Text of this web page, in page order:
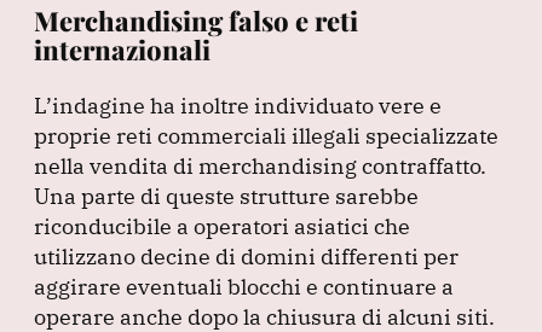
Merchandising falso e reti
internazionali
L’indagine ha inoltre individuato vere e
proprie reti commerciali illegali specializzate
nella vendita di merchandising contraffatto.
Una parte di queste strutture sarebbe
riconducibile a operatori asiatici che
utilizzano decine di domini differenti per
aggirare eventuali blocchi e continuare a
operare anche dopo la chiusura di alcuni siti.